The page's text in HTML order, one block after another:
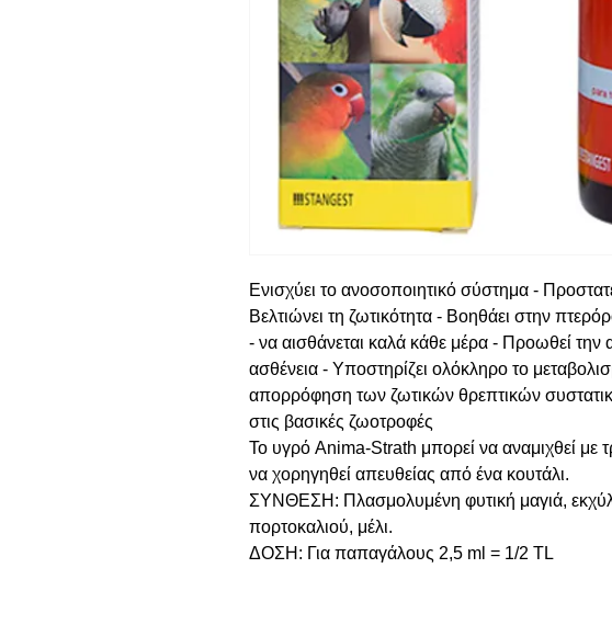
Ενισχύει το ανοσοποιητικό σύστημα -
Βελτιώνει τη ζωτικότητα - Βοηθάει στην
- να αισθάνεται καλά κάθε μέρα - Προωθεί
ασθένεια - Υποστηρίζει ολόκληρο το
απορρόφηση των ζωτικών θρεπτικών
στις βασικές ζωοτροφές
Το υγρό Anima-Strath μπορεί να αναμιχθεί με
να χορηγηθεί απευθείας από ένα κουτάλι.
ΣΥΝΘΕΣΗ: Πλασμολυμένη φυτική μαγιά,
πορτοκαλιού, μέλι.
ΔΟΣΗ: Για παπαγάλους 2,5 ml = 1/2 TL